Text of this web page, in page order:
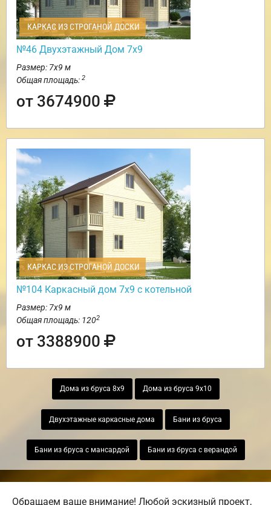
КАРКАС ИЗ СТРОГАНОЙ ДОСКИ
№46 Двухэтажный Дом 7х9
Размер: 7х9 м
Общая площадь: 2
от 3674900
КАРКАС ИЗ СТРОГАНОЙ ДОСКИ
№104 Каркасный дом 7х9 с котельной
Размер: 7х9 м
Общая площадь: 1202
от 3388900
Дома из бруса 8х9 Дома из бруса 9х10
Двухэтажные каркасные дома Бани из бруса
Бани из бруса с мансардой Бани из бруса с верандой
Обращаем ваше внимание! Любой эскизный проект,